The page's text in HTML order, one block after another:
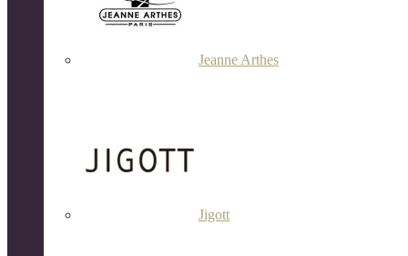
Jeanne Arthes
Jigott